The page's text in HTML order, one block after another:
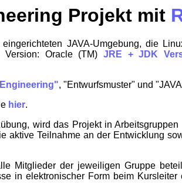
Projekt mit
JAVA-Umgebung, die
Version: Oracle (TM)JRE + JDK
, "Entwurfsmuster" und
hier.
wird das Projekt in
aktive Teilnahme an der Entwicklung
Mitglieder der jeweiligen Gruppe
in elektronischer Form beim